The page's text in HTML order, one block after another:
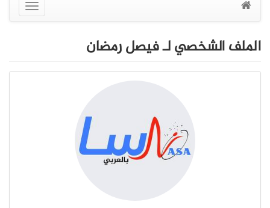
عرض
القائمة
الملف الشخصي لـ فيصل رمضان